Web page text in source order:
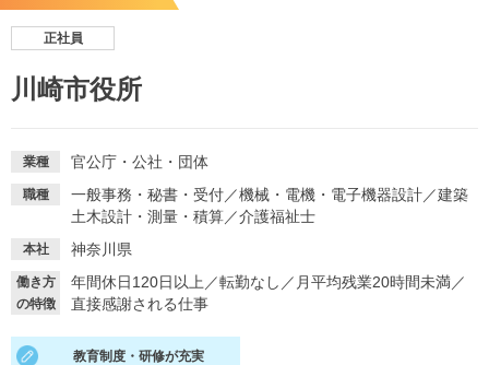
探す
イベントを探す スカウト
就活ノウハウ・サポート
就活支援
正社員
川崎市役所
業種 官公庁・公社・団体
職種 一般事務・秘書・受付／機械・電機・電子機器設計／建築
土木設計・測量・積算／介護福祉士
本社 神奈川県
働き方
の特徴
年間休日120日以上 ／転勤なし ／ 月平均残業20時間未満／
直接感謝される仕事
教育制度・研修が充実